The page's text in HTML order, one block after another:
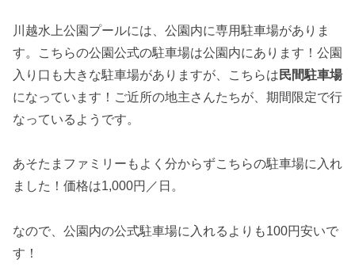
川越水上公園プールには、公園内に専用駐車場がありま
す。こちらの公園公式の駐車場は公園内にあります！公園
入り口も大きな駐車場がありますが、こちらは 民間駐車場
になっています！ご近所の地主さんたちが、期間限定で行
なっているようです。
あそたまファミリーもよく分からずこちらの駐車場に入れ
ました！価格は1,000円／日。
なので、公園内の公式駐車場に入れるよりも100円安いで
す！